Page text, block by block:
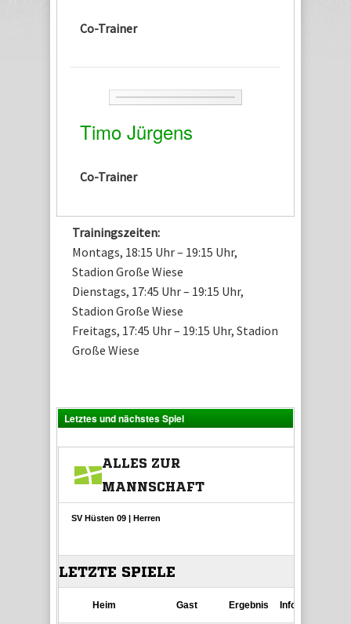
Co-Trainer
Timo Jürgens
Co-Trainer
Trainingszeiten:
Montags, 18:15 Uhr – 19:15 Uhr,
Stadion Große Wiese
Dienstags, 17:45 Uhr – 19:15 Uhr,
Stadion Große Wiese
Freitags, 17:45 Uhr – 19:15 Uhr, Stadion
Große Wiese
Letztes und nächstes Spiel